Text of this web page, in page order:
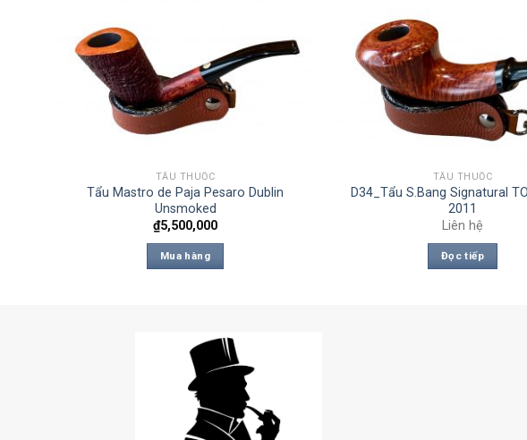
TẨU THUỐC
Tẩu Mastro de Paja Pesaro Dublin
Unsmoked
₫5,500,000
Mua hàng
TẨU THUỐC
D34_Tẩu S.Bang Signatural
2011
Liên hệ
Đọc tiếp